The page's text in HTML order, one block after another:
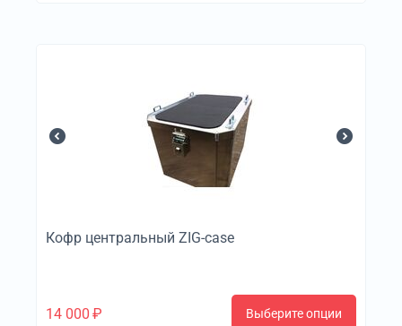
Кофр центральный ZIG-case
14 000 ₽ Выберите опции